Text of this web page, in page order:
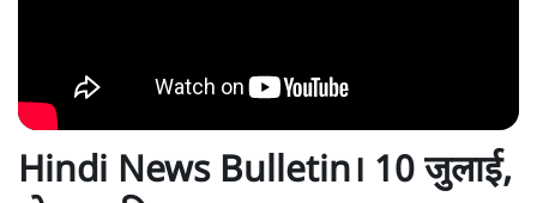
Hindi News Bulletin। 10 जुलाई,